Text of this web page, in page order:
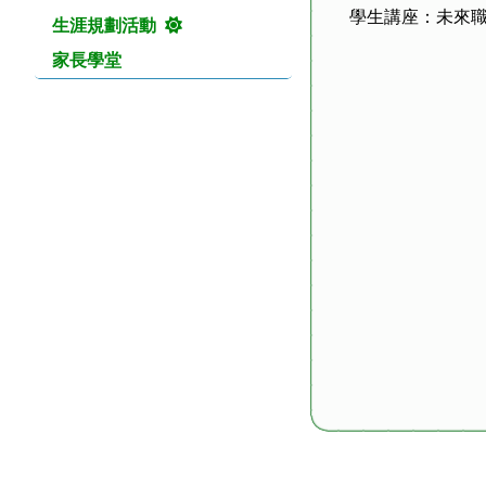
生涯規劃活動
家長學堂
學生講座：未來